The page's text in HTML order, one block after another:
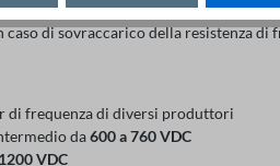
e guasti degli IGBT
di sovraccarico della resistenza di
di frequenza di diversi produttori
da600 a 760 VDC
1200 VDC